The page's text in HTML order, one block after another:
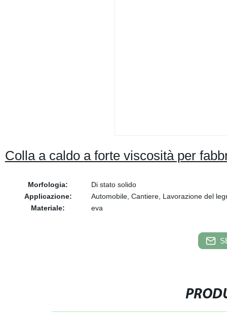
Colla a caldo a forte viscosità per
Morfologia:
Di stato solido
Applicazione:
Automobile, Cantiere, Lavorazione del
Materiale:
eva